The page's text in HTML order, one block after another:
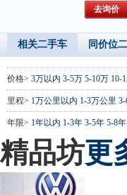
相关二手车 同价位
价格> 3万以内 3-5万 5-10万 10-
里程> 1万公里以内 1-3万公里
年限> 1年以内 1-3年 3-5年 5-8年
精品坊更